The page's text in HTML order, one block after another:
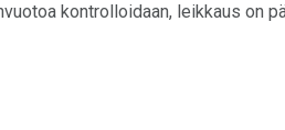
kontrolloidaan, leikkaus on